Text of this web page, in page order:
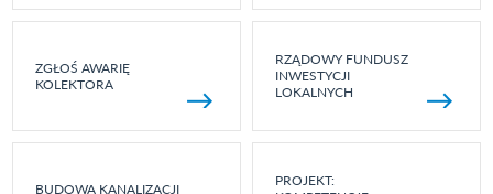
ZGŁOŚ AWARIĘ
KOLEKTORA
RZĄDOWY FUNDUSZ
INWESTYCJI
LOKALNYCH
BUDOWA KANALIZACJI
PROJEKT: